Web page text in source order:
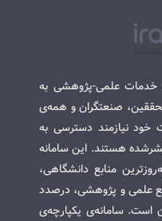
خدمات علمی-پژوهشی به
صنعتگران و همه‌ی
خود نیازمند دسترسی به
هستند. این سامانه
منابع دانشگاهی،
علمی و پژوهشی، درصدد
است. سامانه‌ی یکپارچه‌ی